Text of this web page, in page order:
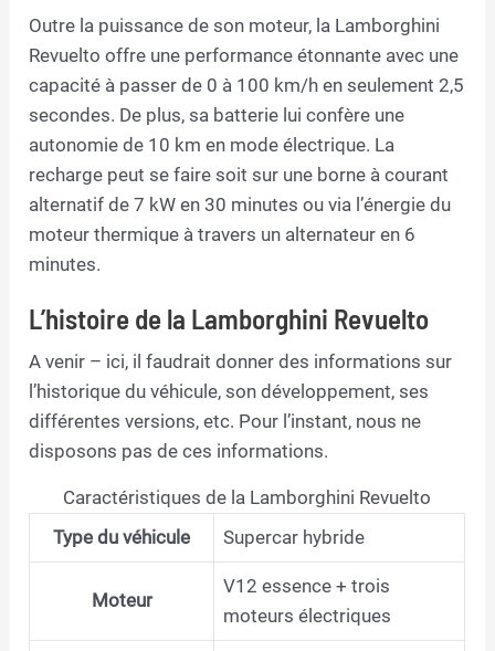
Outre la puissance de son moteur, la Lamborghini
Revuelto offre une performance étonnante avec une
capacité à passer de 0 à 100 km/h en seulement 2,5
secondes. De plus, sa batterie lui confère une
autonomie de 10 km en mode électrique. La
recharge peut se faire soit sur une borne à courant
alternatif de 7 kW en 30 minutes ou via l’énergie du
moteur thermique à travers un alternateur en 6
minutes.
L’histoire de la Lamborghini Revuelto
A venir – ici, il faudrait donner des informations sur
l’historique du véhicule, son développement, ses
différentes versions, etc. Pour l’instant, nous ne
disposons pas de ces informations.
Caractéristiques de la Lamborghini Revuelto
Type du véhicule
Supercar hybride
Moteur
V12 essence + trois
moteurs électriques